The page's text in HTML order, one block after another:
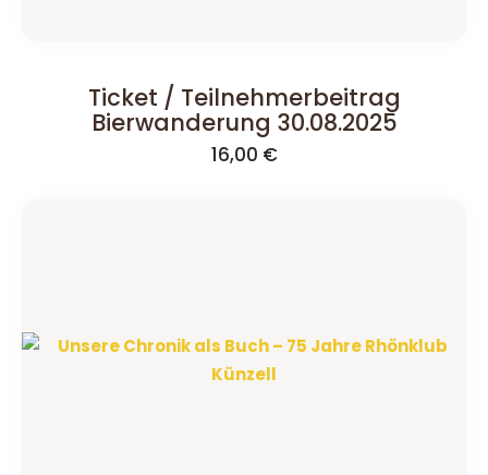
Ticket / Teilnehmerbeitrag
Bierwanderung 30.08.2025
16,00 €